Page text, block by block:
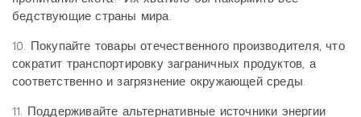
бедствующие страны мира.
10. Покупайте товары отечественного производителя, что
сократит транспортировку заграничных продуктов, а
соответственно и загрязнение окружающей среды.
11. Поддерживайте альтернативные источники энергии